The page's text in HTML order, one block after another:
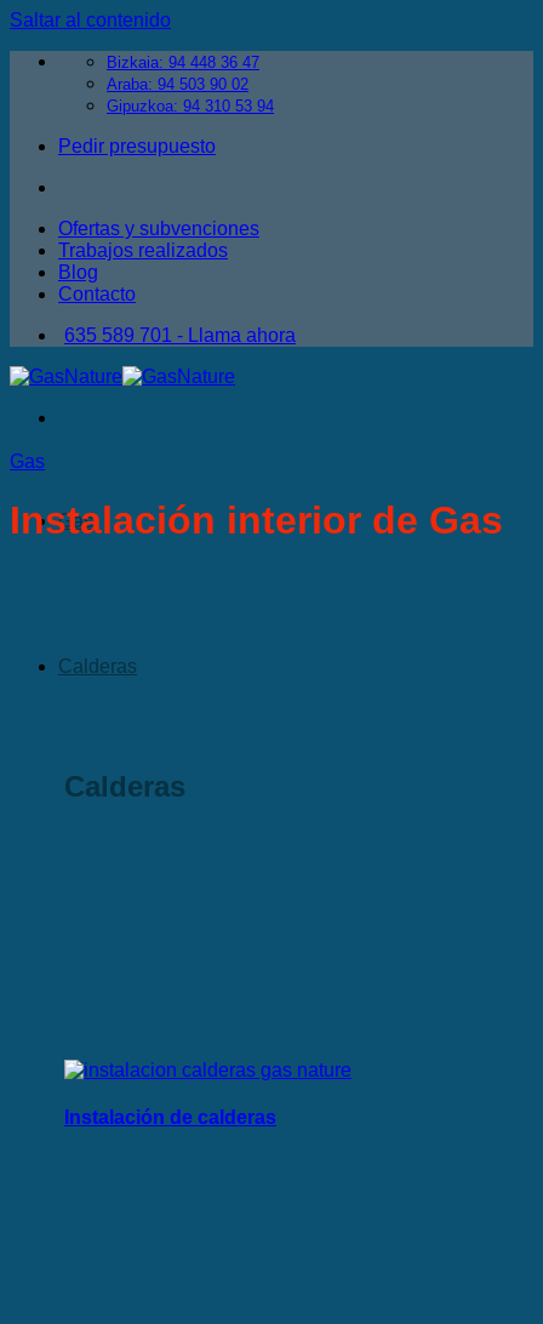
Saltar al contenido
Bizkaia: 94 448 36 47
Araba: 94 503 90 02
Gipuzkoa: 94 310 53 94
Pedir presupuesto
Ofertas y subvenciones
Trabajos realizados
Blog
Contacto
635 589 701 - Llama ahora
Gas
Calderas
Calderas
Instalación de calderas
Gas
Instalación interior de Gas